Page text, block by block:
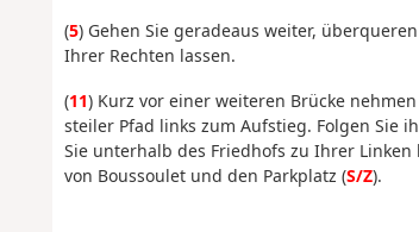
(5) Gehen Sie geradeaus weiter,
Ihrer Rechten lassen.
(11) Kurz vor einer weiteren Brücke
steiler Pfad links zum Aufstieg. Folgen Sie
Sie unterhalb des Friedhofs zu Ihrer
von Boussoulet und den Parkplatz (S/Z).